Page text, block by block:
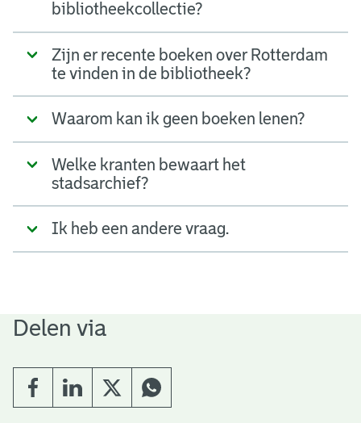
bibliotheekcollectie?
Zijn er recente boeken over Rotterdam
te vinden in de bibliotheek?
Waarom kan ik geen boeken lenen?
Welke kranten bewaart het
stadsarchief?
Ik heb een andere vraag.
Delen via